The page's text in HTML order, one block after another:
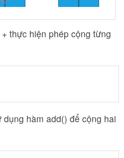
thực hiện phép cộng từng
hàm add() để cộng hai